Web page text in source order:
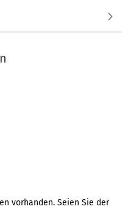
vorhanden. Seien Sie der